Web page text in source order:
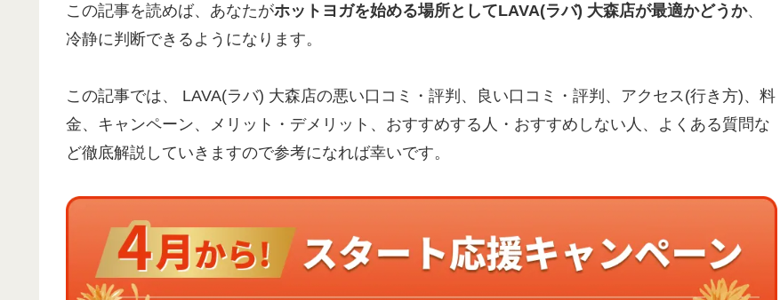
この記事を読めば、あなたがホットヨガを始める場所としてLAVA(ラバ) 大森店が最適かどうか、
冷静に判断できるようになります。
この記事では、 LAVA(ラバ) 大森店の悪い口コミ・評判、良い口コミ・評判、アクセス(行き方)、料
金、キャンペーン、メリット・デメリット、おすすめする人・おすすめしない人、よくある質問な
ど徹底解説していきますので参考になれば幸いです。